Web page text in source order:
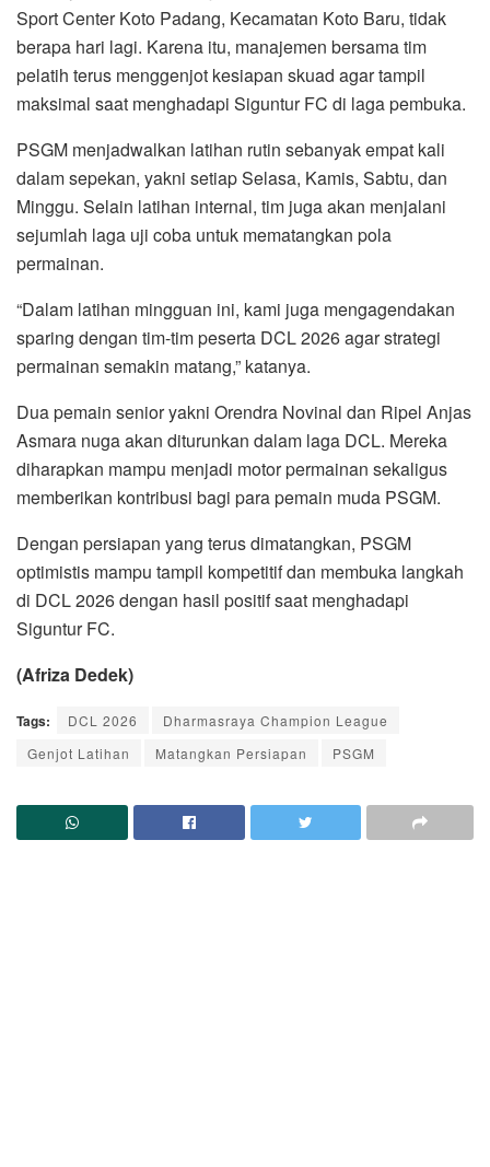
Sport Center Koto Padang, Kecamatan Koto Baru, tidak
berapa hari lagi. Karena itu, manajemen bersama tim
pelatih terus menggenjot kesiapan skuad agar tampil
maksimal saat menghadapi Siguntur FC di laga pembuka.
PSGM menjadwalkan latihan rutin sebanyak empat kali
dalam sepekan, yakni setiap Selasa, Kamis, Sabtu, dan
Minggu. Selain latihan internal, tim juga akan menjalani
sejumlah laga uji coba untuk mematangkan pola
permainan.
“Dalam latihan mingguan ini, kami juga mengagendakan
sparing dengan tim-tim peserta DCL 2026 agar strategi
permainan semakin matang,” katanya.
Dua pemain senior yakni Orendra Novinal dan Ripel Anjas
Asmara nuga akan diturunkan dalam laga DCL. Mereka
diharapkan mampu menjadi motor permainan sekaligus
memberikan kontribusi bagi para pemain muda PSGM.
Dengan persiapan yang terus dimatangkan, PSGM
optimistis mampu tampil kompetitif dan membuka langkah
di DCL 2026 dengan hasil positif saat menghadapi
Siguntur FC.
(Afriza Dedek)
Tags: DCL 2026
Dharmasraya Champion League
Genjot Latihan
Matangkan Persiapan PSGM